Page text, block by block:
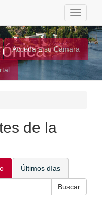
Toggle
Acceda a su Cámara
de la
Últimos días